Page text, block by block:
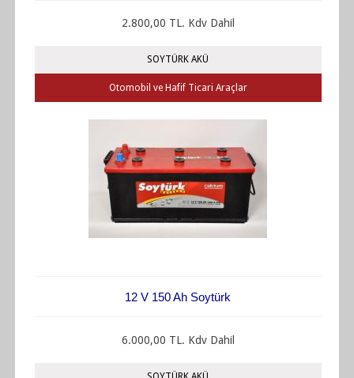
2.800,00 TL. Kdv Dahil
SOYTÜRK AKÜ
Otomobil ve Hafif Ticari Araçlar
12 V 150 Ah Soytürk
6.000,00 TL. Kdv Dahil